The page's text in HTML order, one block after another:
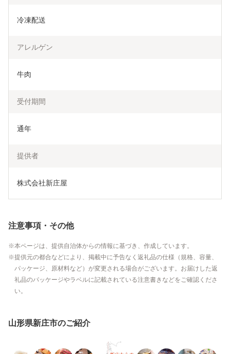
冷凍配送
アレルゲン
牛肉
受付期間
通年
提供者
株式会社新庄屋
注意事項・その他
本ページは、提供自治体からの情報に基づき、作成しています。
提供元の都合などにより、掲載中に予告なく返礼品の仕様（規格、容量、
パッケージ、原材料など）が変更される場合がございます。お届けした返
礼品のパッケージやラベルに記載されている注意書きなどをご確認くださ
い。
山形県新庄市のご紹介